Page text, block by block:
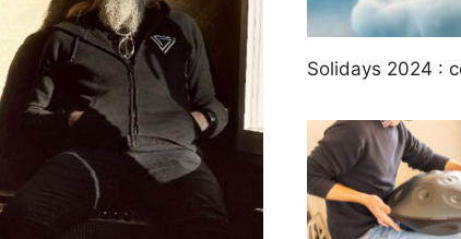
Solidays 2024 :